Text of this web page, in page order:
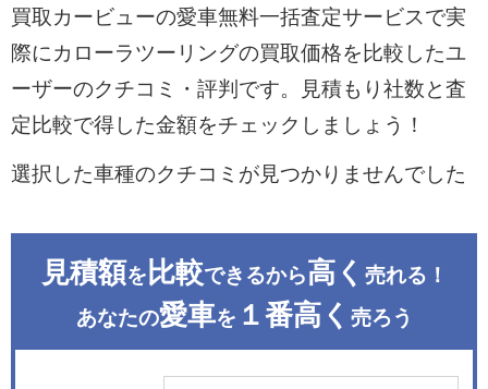
買取カービューの愛車無料一括査定サービスで実
際にカローラツーリングの買取価格を比較したユ
ーザーのクチコミ・評判です。見積もり社数と査
定比較で得した金額をチェックしましょう！
選択した車種のクチコミが見つかりませんでした
見積額を 比較できるから高く 売れる！
あなたの愛車を １番高く 売ろう